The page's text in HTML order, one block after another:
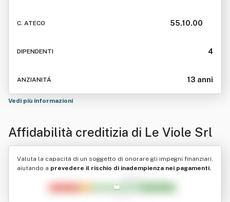
C. ATECO 55.10.00
DIPENDENTI 4
ANZIANITÁ 13 anni
Vedi più informazioni
Affidabilità creditizia di Le Viole Srl
Valuta la capacità di un soggetto di onorare gli impegni finanziari,
aiutando a prevedere il rischio di inadempienza nei pagamenti.